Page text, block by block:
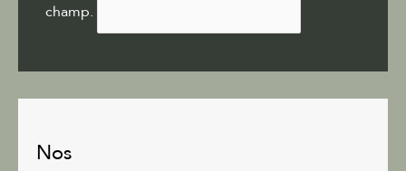
champ.
Nos